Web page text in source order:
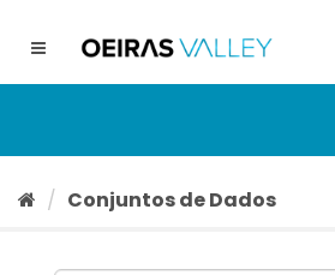
conteúdo
Toggle
Conjuntos de Dados